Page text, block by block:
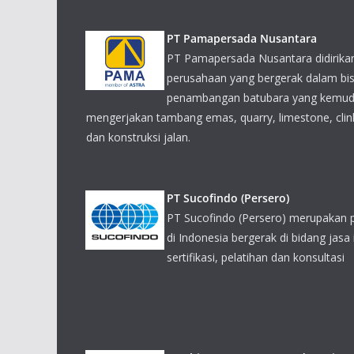
dan konstruksi jalan.
PT Sucofindo (Persero)
PT Sucofindo (Persero) merupakan
di Indonesia bergerak di bidang jasa
PT Thiess Contractors Indonesia